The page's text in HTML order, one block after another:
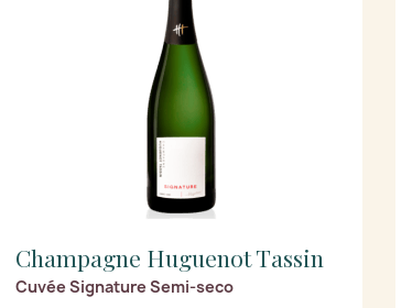
Champagne Huguenot Tassin
Cuvée Signature Semi-seco